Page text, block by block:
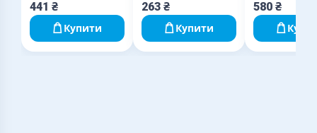
розвіяти туман, бо, якщо країна сліпа, тоді навіть
одноока людина — пророк. Автори підручника
наголошують на тому, що політична еліта на
441 ₴
Купити
263 ₴
Купити
580 ₴